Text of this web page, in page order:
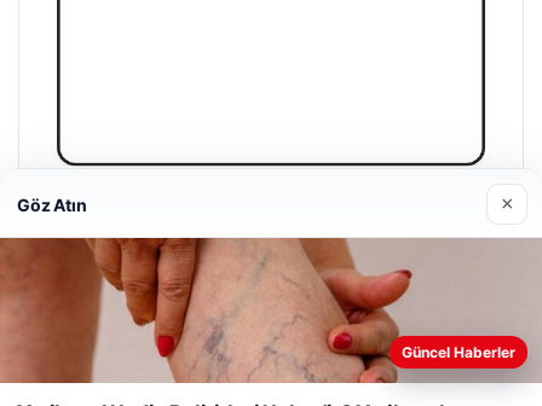
Enes Kaplan Avukatlık Bürosu
28/04/2026
Web sitemizi nasıl kullandığınızı daha iyi anlayabilmek,
Göz Atın ×
Güncel Haberler